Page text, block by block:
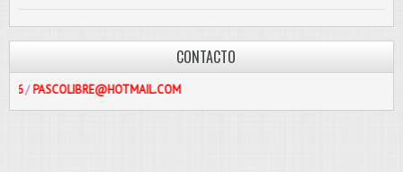
CONTACTO